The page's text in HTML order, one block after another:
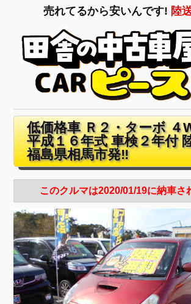
売れてるから安いんです! 陸
低価格車 Ｒ２・ターボ ４
平成１６年式 車検２年付
福島県相馬市発‼
このクルマは2020/01/19に納車さ